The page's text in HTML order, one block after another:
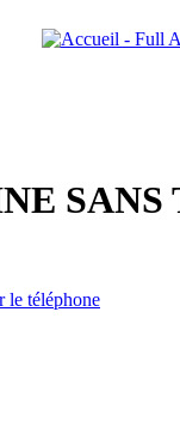
SANS
le téléphone